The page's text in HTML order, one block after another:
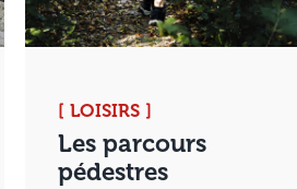
[ LOISIRS ]
Les parcours
pédestres